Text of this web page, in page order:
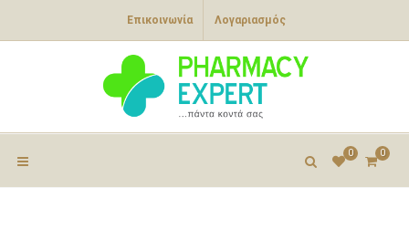
Επικοινωνία Λογαριασμός
0
0